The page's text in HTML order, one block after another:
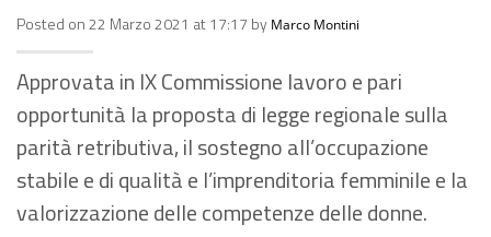
Posted on 22 Marzo 2021 at 17:17 by Marco Montini
Approvata in IX Commissione lavoro e pari
opportunità la proposta di legge regionale sulla
parità retributiva, il sostegno all’occupazione
stabile e di qualità e l’imprenditoria femminile e la
valorizzazione delle competenze delle donne.